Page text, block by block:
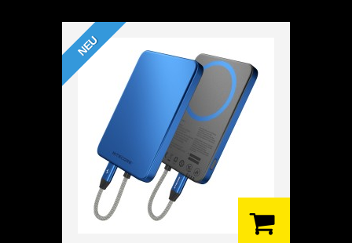
NEU